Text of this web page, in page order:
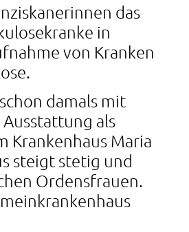
das
in
von Kranken
damals mit
als
Krankenhaus Maria
steigt stetig und
Ordensfrauen.